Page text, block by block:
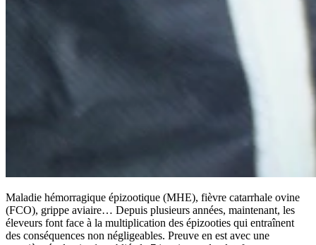
Maladie hémorragique épizootique (MHE), fièvre catarrhale ovine
(FCO), grippe aviaire… Depuis plusieurs années, maintenant, les
éleveurs font face à la multiplication des épizooties qui entraînent
des conséquences non négligeables. Preuve en est avec une